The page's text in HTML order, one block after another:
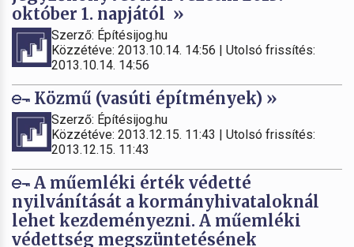
október 1. napjától »
Szerző: Építésijog.hu
Közzétéve: 2013.10.14. 14:56 | Utolsó frissítés:
2013.10.14. 14:56
Közmű (vasúti építmények) »
Szerző: Építésijog.hu
Közzétéve: 2013.12.15. 11:43 | Utolsó frissítés:
2013.12.15. 11:43
A műemléki érték védetté
nyilvánítását a kormányhivataloknál
lehet kezdeményezni. A műemléki
védettség megszüntetésének